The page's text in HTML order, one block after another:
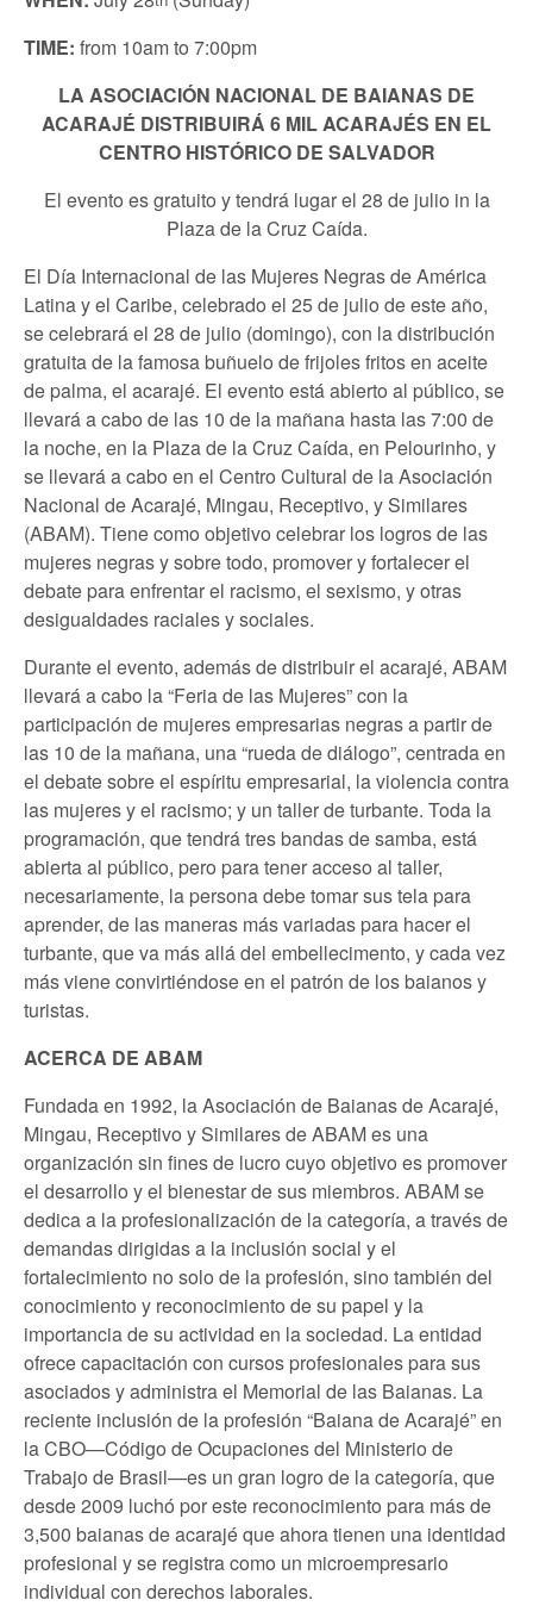
TIME: from 10am to 7:00pm
LA ASOCIACIÓN NACIONAL DE BAIANAS DE
ACARAJÉ DISTRIBUIRÁ 6 MIL ACARAJÉS EN EL
CENTRO HISTÓRICO DE SALVADOR
El evento es gratuito y tendrá lugar el 28 de julio in la
Plaza de la Cruz Caída.
El Día Internacional de las Mujeres Negras de América
Latina y el Caribe, celebrado el 25 de julio de este año,
se celebrará el 28 de julio (domingo), con la distribución
gratuita de la famosa buñuelo de frijoles fritos en aceite
de palma, el acarajé. El evento está abierto al público, se
llevará a cabo de las 10 de la mañana hasta las 7:00 de
la noche, en la Plaza de la Cruz Caída, en Pelourinho, y
se llevará a cabo en el Centro Cultural de la Asociación
Nacional de Acarajé, Mingau, Receptivo, y Similares
(ABAM). Tiene como objetivo celebrar los logros de las
mujeres negras y sobre todo, promover y fortalecer el
debate para enfrentar el racismo, el sexismo, y otras
desigualdades raciales y sociales.
Durante el evento, además de distribuir el acarajé, ABAM
llevará a cabo la “Feria de las Mujeres” con la
participación de mujeres empresarias negras a partir de
las 10 de la mañana, una “rueda de diálogo”, centrada en
el debate sobre el espíritu empresarial, la violencia contra
las mujeres y el racismo; y un taller de turbante. Toda la
programación, que tendrá tres bandas de samba, está
abierta al público, pero para tener acceso al taller,
necesariamente, la persona debe tomar sus tela para
aprender, de las maneras más variadas para hacer el
turbante, que va más allá del embellecimento, y cada vez
más viene convirtiéndose en el patrón de los baianos y
turistas.
ACERCA DE ABAM
Fundada en 1992, la Asociación de Baianas de Acarajé,
Mingau, Receptivo y Similares de ABAM es una
organización sin fines de lucro cuyo objetivo es promover
el desarrollo y el bienestar de sus miembros. ABAM se
dedica a la profesionalización de la categoría, a través de
demandas dirigidas a la inclusión social y el
fortalecimiento no solo de la profesión, sino también del
conocimiento y reconocimiento de su papel y la
importancia de su actividad en la sociedad. La entidad
ofrece capacitación con cursos profesionales para sus
asociados y administra el Memorial de las Baianas. La
reciente inclusión de la profesión “Baiana de Acarajé” en
la CBO—Código de Ocupaciones del Ministerio de
Trabajo de Brasil—es un gran logro de la categoría, que
desde 2009 luchó por este reconocimiento para más de
3,500 baianas de acarajé que ahora tienen una identidad
profesional y se registra como un microempresario
individual con derechos laborales.